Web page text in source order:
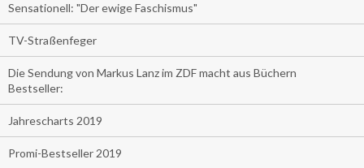
Sensationell: "Der ewige Faschismus"
TV-Straßenfeger
Die Sendung von Markus Lanz im ZDF macht aus Büchern
Bestseller:
Jahrescharts 2019
Promi-Bestseller 2019